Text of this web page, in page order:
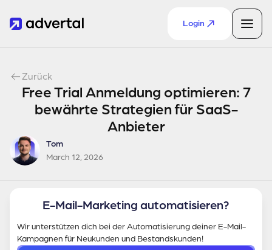
Login
Zurück
Free Trial Anmeldung optimieren: 7
bewährte Strategien für SaaS-
Anbieter
Tom
March 12, 2026
E-Mail-Marketing automatisieren?
Wir unterstützen dich bei der Automatisierung deiner E-Mail-
Kampagnen für Neukunden und Bestandskunden!